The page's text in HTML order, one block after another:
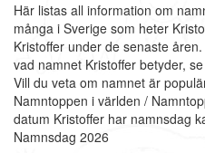
Här listas all information om
många i Sverige som heter
Kristoffer under de senaste
vad namnet Kristoffer betyder,
Vill du veta om namnet är
Namntoppen i världen /
datum Kristoffer har namnsdag
Namnsdag 2026